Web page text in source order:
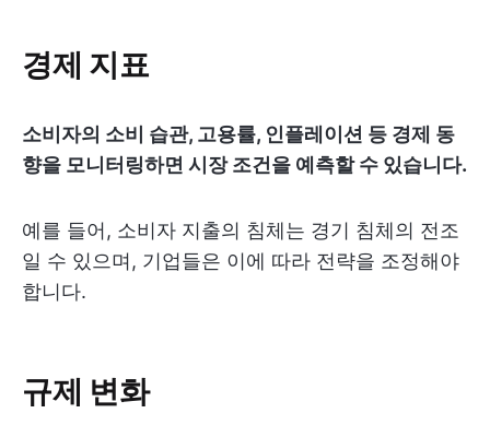
경제 지표
소비자의 소비 습관, 고용률, 인플레이션 등 경제 동
향을 모니터링하면 시장 조건을 예측할 수 있습니다.
예를 들어, 소비자 지출의 침체는 경기 침체의 전조
일 수 있으며, 기업들은 이에 따라 전략을 조정해야
합니다.
규제 변화